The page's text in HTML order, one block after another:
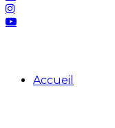
Accueil